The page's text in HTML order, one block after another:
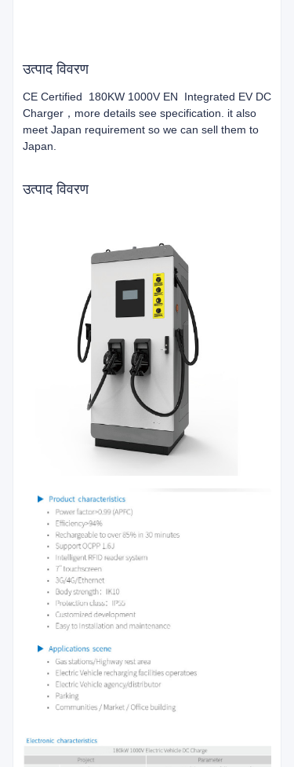
उत्पाद विवरण
CE Certified 180KW 1000V EN Integrated EV DC
Charger，more details see specification. it also
meet Japan requirement so we can sell them to
Japan.
उत्पाद विवरण